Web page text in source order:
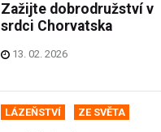
Zažijte dobrodružství v
srdci Chorvatska
13. 02. 2026
LÁZEŇSTVÍ ZE SVĚTA